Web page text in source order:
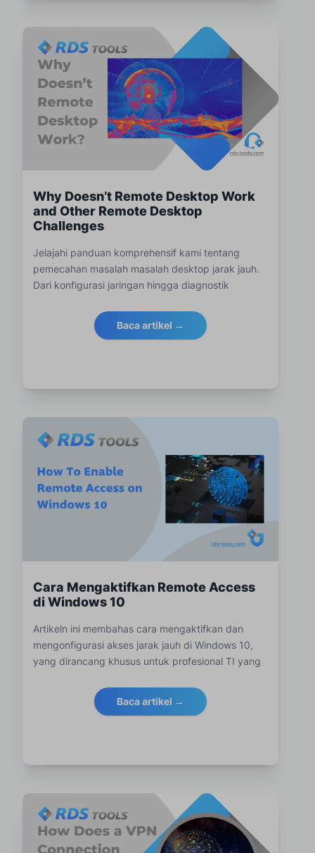
dan bisnis yang mencari solusi desktop jarak jauh
yang efisien dan aman.
Why Doesn’t Remote Desktop Work
and Other Remote Desktop
Challenges
Jelajahi panduan komprehensif kami tentang
pemecahan masalah masalah desktop jarak jauh.
Dari konfigurasi jaringan hingga diagnostik
mengamankan koneksi desktop jarak jauh Anda
secara efektif dengan RDS-Tools. Temukan solusi
Baca artikel →
Cara Mengaktifkan Remote Access
di Windows 10
Artikeln ini membahas cara mengaktifkan dan
mengonfigurasi akses jarak jauh di Windows 10,
yang dirancang khusus untuk profesional TI yang
mengelola sistem dari jarak jauh.
Baca artikel →